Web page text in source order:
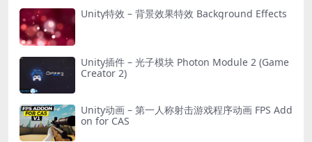
Unity特效 – 背景效果特效 Background Effects
Unity插件 – 光子模块 Photon Module 2 (Game
Creator 2)
Unity动画 – 第一人称射击游戏程序动画 FPS Add
on for CAS